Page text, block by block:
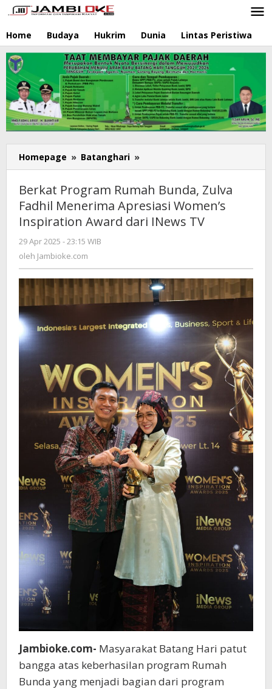
Lewati
ke
konten
Home Budaya Hukrim Dunia Lintas Peristiwa
Homepage » Batanghari »
Program
Rumah
Bunda,
Zulva
Fadhil
Inspiration
Award
dari
INews
TV
Berkat Program Rumah Bunda, Zulva
Fadhil Menerima Apresiasi Women’s
Inspiration Award dari INews TV
29 Apr 2025 - 23:15 WIB
oleh Jambioke.com
Jambioke.com- Masyarakat Batang Hari patut
bangga atas keberhasilan program Rumah
Bunda yang menjadi bagian dari program